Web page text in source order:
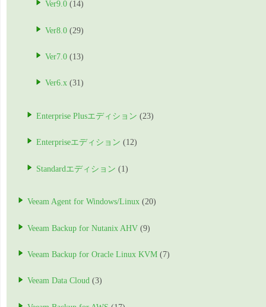
Ver9.0 (14)
Ver8.0 (29)
Ver7.0 (13)
Ver6.x (31)
Enterprise Plusエディション (23)
Enterpriseエディション (12)
Standardエディション (1)
Veeam Agent for Windows/Linux (20)
Veeam Backup for Nutanix AHV (9)
Veeam Backup for Oracle Linux KVM (7)
Veeam Data Cloud (3)